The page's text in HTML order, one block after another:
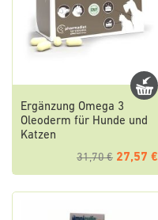
Ergänzung Omega 3
Oleoderm für Hunde und
Katzen
31,70 € 27,57 €